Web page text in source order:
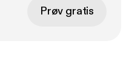
Prøv gratis